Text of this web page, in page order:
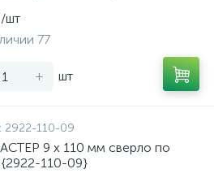
/шт
77
+ шт
2922-110-09
9 x 110 мм сверло по
{2922-110-09}